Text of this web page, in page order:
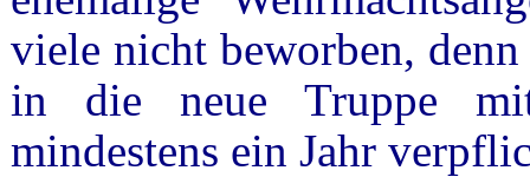
viele nicht beworben,
in die neue Truppe
mindestens ein Jahr